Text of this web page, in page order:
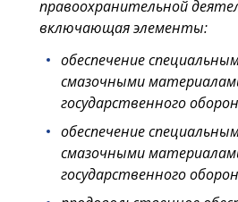
правоохранительной
включающая элементы:
обеспечение
смазочными
государственного
обеспечение
смазочными
государственного